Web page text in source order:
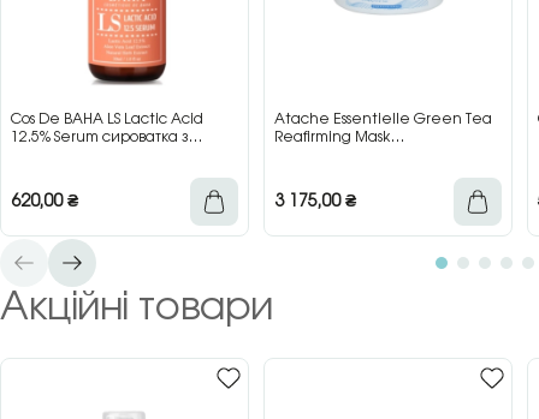
Cos De BAHA LS Lactic Acid
12.5% Serum сироватка з
620,00₴
Atache Essentielle Green Tea
Reafirming Mask
3 175,00₴
Акційні товари